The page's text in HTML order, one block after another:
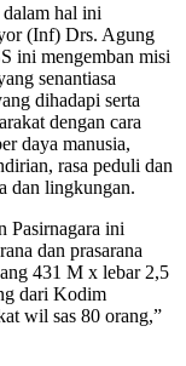
hal ini
(Inf) Drs. Agung
ini mengemban misi
senantiasa
dihadapi serta
dengan cara
daya manusia,
rasa peduli dan
dan lingkungan.
Pasirnagara ini
dan prasarana
431 M x lebar 2,5
dari Kodim
wil sas 80 orang,”